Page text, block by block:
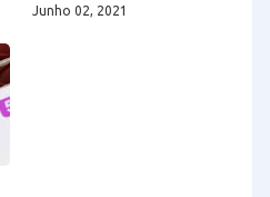
Junho 02, 2021